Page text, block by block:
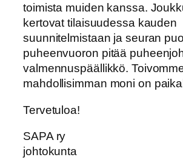
toimista muiden kanssa.
kertovat tilaisuudessa kauden
suunnitelmistaan ja seuran
puheenvuoron pitää
valmennuspäällikkö.
mahdollisimman moni on
Tervetuloa!
SAPA ry
johtokunta